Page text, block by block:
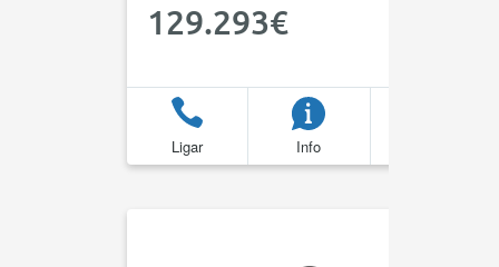
129.293€
Ligar Info